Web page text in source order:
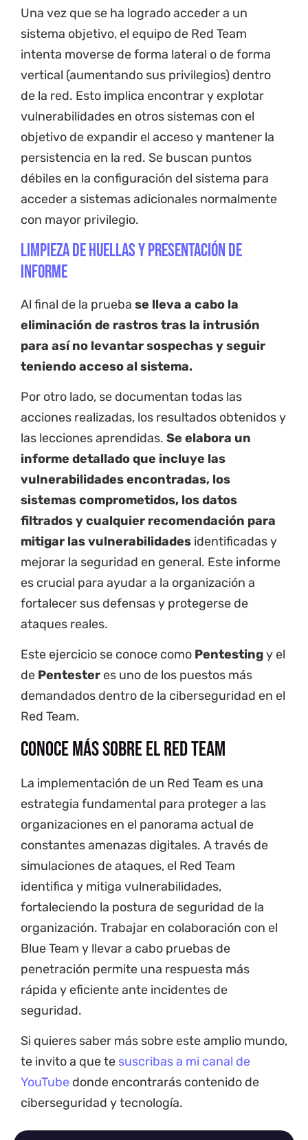
Una vez que se ha logrado acceder a un
sistema objetivo, el equipo de Red Team
intenta moverse de forma lateral o de forma
vertical (aumentando sus privilegios) dentro
de la red. Esto implica encontrar y explotar
vulnerabilidades en otros sistemas con el
objetivo de expandir el acceso y mantener la
persistencia en la red. Se buscan puntos
débiles en la configuración del sistema para
acceder a sistemas adicionales normalmente
con mayor privilegio.
Limpieza de huellas y presentación de
informe
Al final de la prueba se lleva a cabo la
eliminación de rastros tras la intrusión
para así no levantar sospechas y seguir
teniendo acceso al sistema.
Por otro lado, se documentan todas las
acciones realizadas, los resultados obtenidos y
las lecciones aprendidas. Se elabora un
informe detallado que incluye las
vulnerabilidades encontradas, los
sistemas comprometidos, los datos
filtrados y cualquier recomendación para
mitigar las vulnerabilidades identificadas y
mejorar la seguridad en general. Este informe
es crucial para ayudar a la organización a
fortalecer sus defensas y protegerse de
ataques reales.
Este ejercicio se conoce como Pentestingy el
de Pentester es uno de los puestos más
demandados dentro de la ciberseguridad en el
Red Team.
Conoce más sobre el Red Team
La implementación de un Red Team es una
estrategia fundamental para proteger a las
organizaciones en el panorama actual de
constantes amenazas digitales. A través de
simulaciones de ataques, el Red Team
identifica y mitiga vulnerabilidades,
fortaleciendo la postura de seguridad de la
organización. Trabajar en colaboración con el
Blue Team y llevar a cabo pruebas de
penetración permite una respuesta más
rápida y eficiente ante incidentes de
seguridad.
Si quieres saber más sobre este amplio mundo,
te invito a que te suscribas a mi canal de
YouTube donde encontrarás contenido de
ciberseguridad y tecnología.